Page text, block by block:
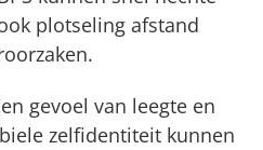
plotseling afstand
gevoel van leegte en
zelfidentiteit kunnen